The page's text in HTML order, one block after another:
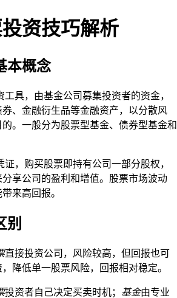
资技巧解析
本概念
具，由基金公司募集投资者的资金，
、金融衍生品等金融资产，以分散风
。一般分为股票型基金、债券型基金和
证，购买股票即持有公司一部分股权，
享公司的盈利和增值。股票市场波动
来高回报。
别
直接投资公司，风险较高，但回报也可
降低单一股票风险，回报相对稳定。
投资者自己决定买卖时机； 基金由专业